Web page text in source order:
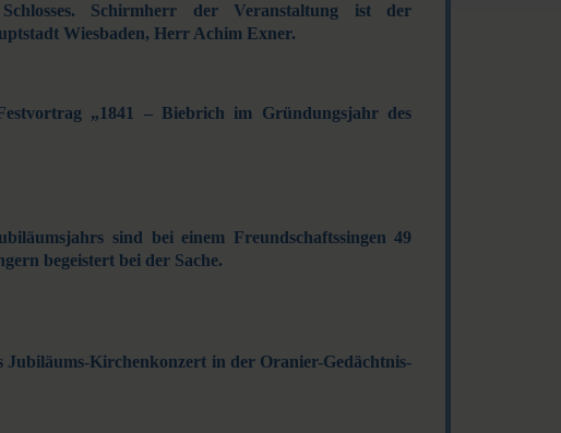
Schirmherr der Veranstaltung ist der
Wiesbaden, Herr Achim Exner.
„1841 – Biebrich im Gründungsjahr des
sind bei einem Freundschaftssingen 49
begeistert bei der Sache.
Jubiläums-Kirchenkonzert in der Oranier-Gedächtnis-